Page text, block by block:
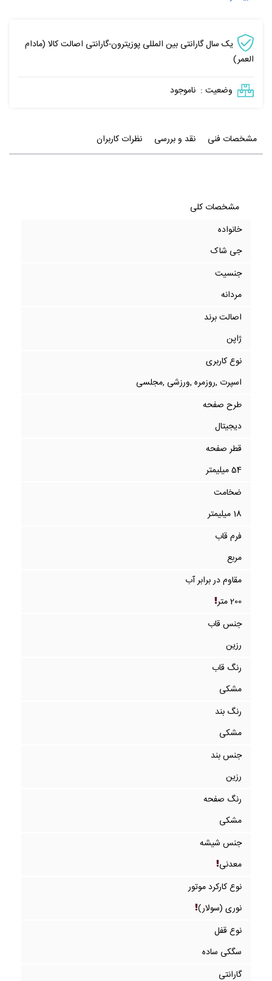
یک سال گارانتی بین المللی پوزیترون-گارانتی اصالت کالا (مادام
العمر)
وضعیت : ناموجود
مشخصات فنی نقد و بررسی نظرات کاربران
مشخصات کلی
خانواده
جی شاک
جنسیت
مردانه
اصالت برند
ژاپن
نوع کاربری
اسپرت ,روزمره ,ورزشی ,مجلسی
طرح صفحه
دیجیتال
قطر صفحه
54 میلیمتر
ضخامت
18 میلیمتر
فرم قاب
مربع
مقاوم در برابر آب
200 متر
جنس قاب
رزین
رنگ قاب
مشکی
رنگ بند
مشکی
جنس بند
رزین
رنگ صفحه
مشکی
جنس شیشه
معدنی
نوع کارکرد موتور
نوری (سولار)
نوع قفل
سگکی ساده
گارانتی